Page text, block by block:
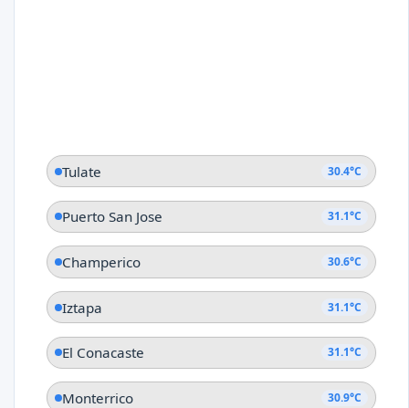
Tulate 30.4°C
Puerto San Jose 31.1°C
Champerico 30.6°C
Iztapa 31.1°C
El Conacaste 31.1°C
Monterrico 30.9°C